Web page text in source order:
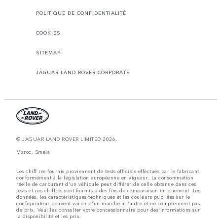
POLITIQUE DE CONFIDENTIALITÉ
COOKIES
SITEMAP
JAGUAR LAND ROVER CORPORATE
© JAGUAR LAND ROVER LIMITED 2026.
Maroc, Smeia
Les chiff res fournis proviennent de tests officiels effectués par le fabricant
conformément å la législation européenne en vigueur. La consommation
réelle de carburant d'un véhicule peut différer de celle obtenue dans ces
tests et ces chiffres sont fournis å des fins de comparaison uniquement. Les
données, les caractéristiques techniques et les couleurs publiées sur le
configurateur peuvent varier d'un marché à l'autre et ne comprennent pas
de prix. Veuillez consulter votre concessionnaire pour des informations sur
la disponibilité et les prix.